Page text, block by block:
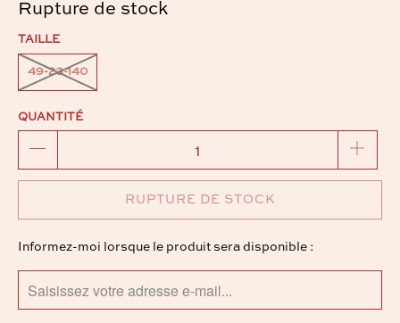
Rupture de stock
TAILLE
49-23-140
QUANTITÉ
RUPTURE DE STOCK
TRANSLATION
FR.PRODUCTS.NOTIFY_FORM.DESCRIPTION:
Informez-moi lorsque le produit sera disponible :